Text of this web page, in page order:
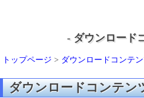
- ダウンロード
トップページ > ダウンロードコンテ
ダウンロードコンテン